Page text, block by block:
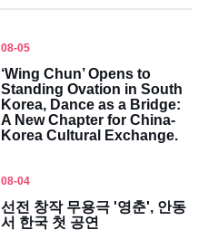
08-05
‘Wing Chun’ Opens to
Standing Ovation in South
Korea, Dance as a Bridge:
A New Chapter for China-
Korea Cultural Exchange.
08-04
선전 창작 무용극 '영춘', 안동
서 한국 첫 공연